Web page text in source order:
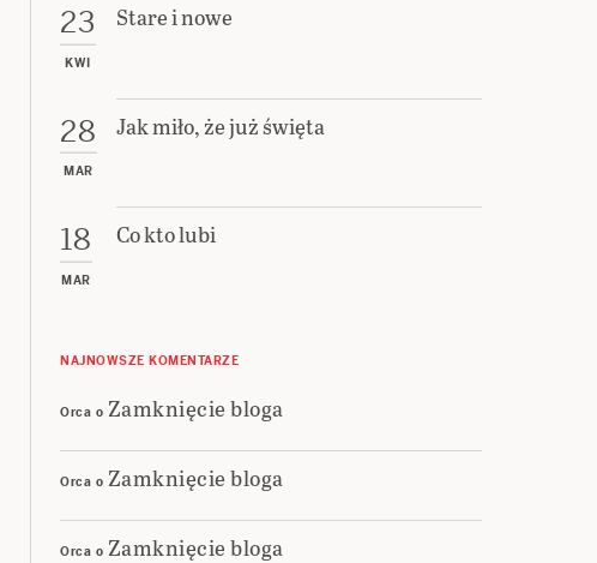
23
KWI
Stare i nowe
28
MAR
Jak miło, że już święta
18
MAR
Co kto lubi
NAJNOWSZE KOMENTARZE
Orca o Zamknięcie bloga
Orca o Zamknięcie bloga
Orca o Zamknięcie bloga